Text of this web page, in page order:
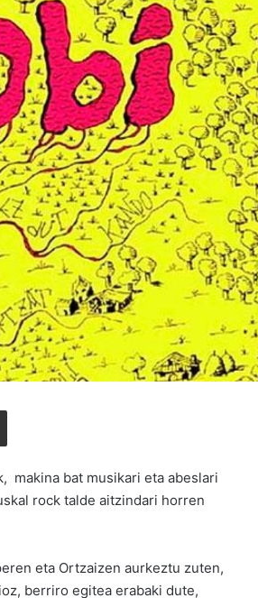
makina bat musikari eta abeslari
rock talde aitzindari horren
eta Ortzaizen aurkeztu zuten,
berriro egitea erabaki dute,